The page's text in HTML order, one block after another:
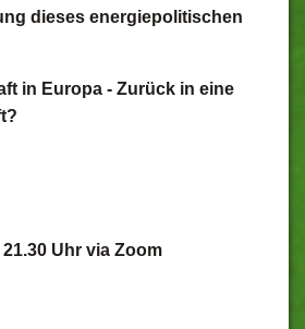
dieses energiepolitischen
in Europa - Zurück in eine
21.30 Uhr via Zoom